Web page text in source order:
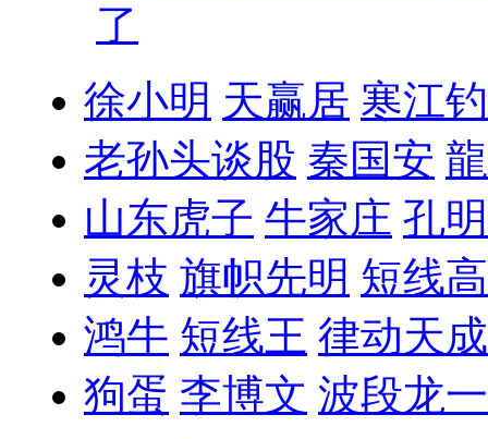
了
徐小明 天赢居 寒江
老孙头谈股 秦国安
山东虎子 牛家庄 孔
灵枝 旗帜先明 短线
鸿牛 短线王 律动天成
狗蛋 李博文 波段龙一